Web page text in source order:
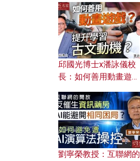
邱國光博士x潘詠儀校
長：如何善用動畫遊戲
劉寧榮教授：互聯網的